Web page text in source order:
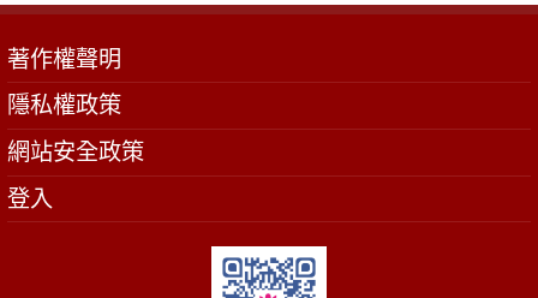
著作權聲明
隱私權政策
網站安全政策
登入